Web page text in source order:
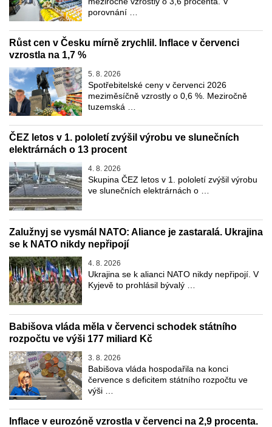
porovnání …
Růst cen v Česku mírně zrychlil. Inflace v červenci
vzrostla na 1,7 %
5. 8. 2026
Spotřebitelské ceny v červenci 2026
meziměsíčně vzrostly o 0,6 %. Meziročně
tuzemská …
ČEZ letos v 1. pololetí zvýšil výrobu ve slunečních
elektrárnách o 13 procent
4. 8. 2026
Skupina ČEZ letos v 1. pololetí zvýšil výrobu
ve slunečních elektrárnách o …
Zalužnyj se vysmál NATO: Aliance je zastaralá. Ukrajina
se k NATO nikdy nepřipojí
4. 8. 2026
Ukrajina se k alianci NATO nikdy nepřipojí. V
Kyjevě to prohlásil bývalý …
Babišova vláda měla v červenci schodek státního
rozpočtu ve výši 177 miliard Kč
3. 8. 2026
Babišova vláda hospodařila na konci
července s deficitem státního rozpočtu ve
výši …
Inflace v eurozóně vzrostla v červenci na 2,9 procenta.